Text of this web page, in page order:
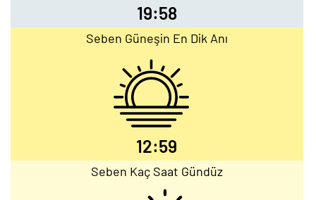
19:58
Seben Güneşin En Dik Anı
12:59
Seben Kaç Saat Gündüz